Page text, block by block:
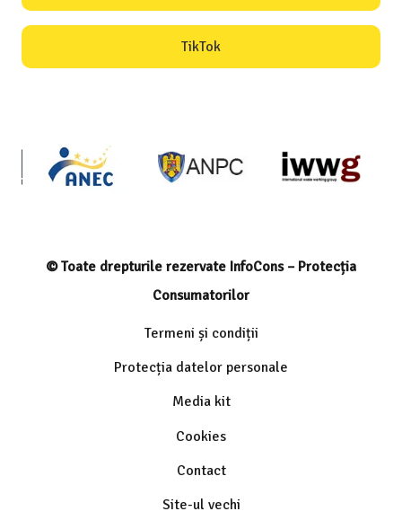
TikTok
© Toate drepturile rezervate InfoCons – Protecția
Consumatorilor
Termeni și condiții
Protecția datelor personale
Media kit
Cookies
Contact
Site-ul vechi